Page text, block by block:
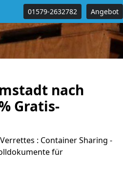
01579-2632782 Angebot
nach
Gratis-
: Container Sharing -
für